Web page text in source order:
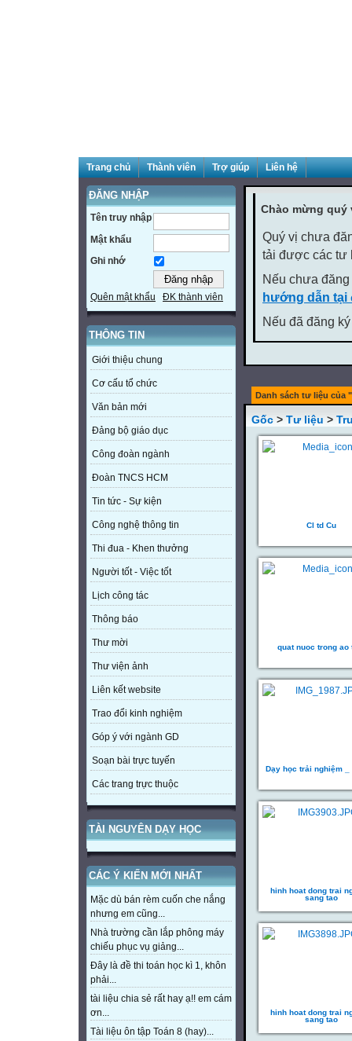
Trang chủ Thành viên Trợ giúp Liên hệ
ĐĂNG NHẬP
Tên truy nhập
Mật khẩu
Ghi nhớ
Quên mật khẩu ĐK thành viên
THÔNG TIN
Giới thiệu chung
Cơ cấu tổ chức
Văn bản mới
Đảng bộ giáo dục
Công đoàn ngành
Đoàn TNCS HCM
Tin tức - Sự kiện
Công nghệ thông tin
Thi đua - Khen thưởng
Người tốt - Việc tốt
Lịch công tác
Thông báo
Thư mời
Thư viện ảnh
Liên kết website
Trao đổi kinh nghiệm
Góp ý với ngành GD
Soạn bài trực tuyến
Các trang trực thuộc
TÀI NGUYÊN DẠY HỌC
CÁC Ý KIẾN MỚI NHẤT
Mặc dù bán rèm cuốn che nắng
nhưng em cũng...
Nhà trường cần lắp phông máy
chiếu phục vụ giảng...
Đây là đề thi toán học kì 1, khôn
phải...
tài liệu chia sẻ rất hay ạ!! em cám
ơn...
Tài liệu ôn tập Toán 8 (hay)...
Chào mừng
Quý vị chưa
tải được các tư
Nếu chưa
hướng dẫn tại
Nếu đã đăng
Danh sách tư liệu của
Gốc > Tư liệu >
Cl td Cu
quat nuoc trong ao
Dạy học trải nghiệm _
hinh hoat dong trai
sang tao
hinh hoat dong trai
sang tao